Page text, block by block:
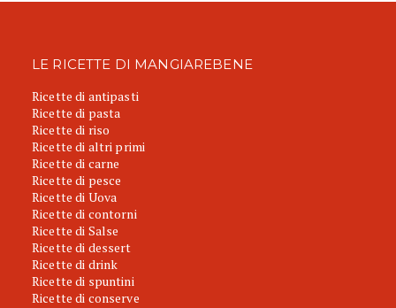
LE RICETTE DI MANGIAREBENE
Ricette di antipasti
Ricette di pasta
Ricette di riso
Ricette di altri primi
Ricette di carne
Ricette di pesce
Ricette di Uova
Ricette di contorni
Ricette di Salse
Ricette di dessert
Ricette di drink
Ricette di spuntini
Ricette di conserve